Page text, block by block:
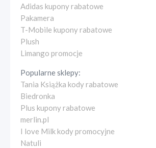
Adidas kupony rabatowe
Pakamera
T-Mobile kupony rabatowe
Plush
Limango promocje
Popularne sklepy:
Tania Książka kody rabatowe
Biedronka
Plus kupony rabatowe
merlin.pl
I love Milk kody promocyjne
Natuli